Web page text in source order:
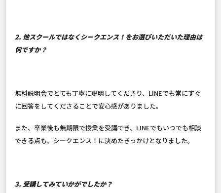
2. 他スクールではなくシークエンス！をお選びいただいた理由は
何ですか？
無料説明会でとても丁寧に説明してくださり、LINEでも常にすぐ
に回答をしてくださることで安心感がありました。
また、卒業後も無期限で授業を受講でき、LINEでもいつでも相談
できる点も、シークエンス！に決めたきっかけとなりました。
3. 受講してみていかがでしたか？